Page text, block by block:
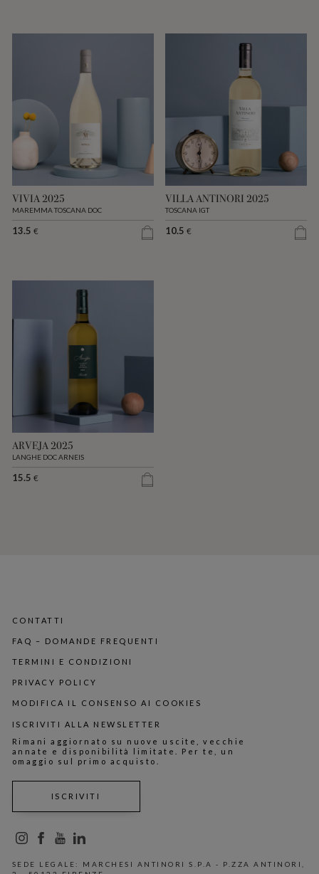
VIVIA 2025
MAREMMA TOSCANA DOC
13.5 €
VILLA ANTINORI 2025
TOSCANA IGT
10.5€
ARVEJA 2025
LANGHE DOC ARNEIS
15.5 €
CONTATTI
FAQ – DOMANDE FREQUENTI
TERMINI E CONDIZIONI
PRIVACY POLICY
MODIFICA IL CONSENSO AI COOKIES
ISCRIVITI ALLA NEWSLETTER
Rimani aggiornato su nuove uscite, vecchie
annate e disponibilità limitate. Per te, un
omaggio sul primo acquisto.
ISCRIVITI
SEDE LEGALE: MARCHESI ANTINORI S.P.A - P.ZZA ANTINORI,